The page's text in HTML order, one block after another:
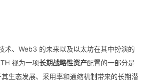
术、Web3 的未来以及以太坊在其中扮演的
视为一项长期战略性资产配置的一部分是
生态发展、采用率和通缩机制带来的长期潜